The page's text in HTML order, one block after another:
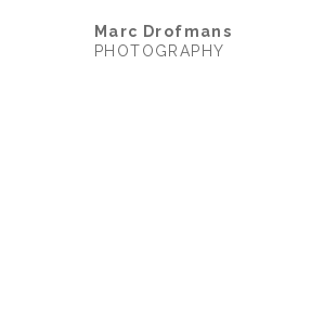
Marc Drofmans
PHOTOGRAPHY